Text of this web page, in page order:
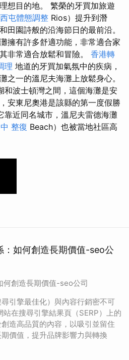
想目的地。 繁榮的牙買加旅遊
西屯體態調整 Rios）提升到潛
田園詩般的沿海節日的最前沿。
擁有許多舒適功能，非常適合家
非常適合放鬆和冒險。 香港轉
理 地道的牙買加氣氛中的疾病，
之一的溫尼夫海灘上放鬆身心。
和波士頓灣之間，這個海灘是安
安東尼奧港是該縣的第一度假勝
靠近同名城市，溫尼夫雷德海灘
整復 Beach）也被當地社區高
：如何創造長期價值-seo公
何創造長期價值-seo公司
引擎最佳化）與內容行銷密不可
在搜尋引擎結果頁（SERP）上的
造高品質的內容，以吸引並留住
價值，提升品牌影響力與轉換